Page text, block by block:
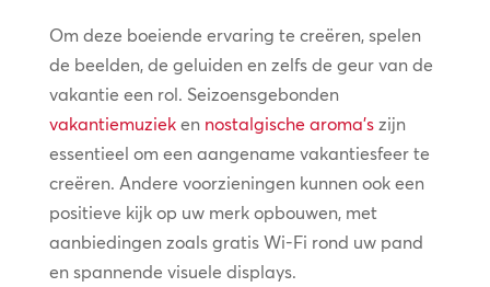
Om deze boeiende ervaring te creëren, spelen
de beelden, de geluiden en zelfs de geur van de
vakantie een rol. Seizoensgebonden
vakantiemuzieken nostalgische aroma’szijn
essentieel om een aangename vakantiesfeer te
creëren. Andere voorzieningen kunnen ook een
positieve kijk op uw merk opbouwen, met
aanbiedingen zoals gratis Wi-Fi rond uw pand
en spannende visuele displays.